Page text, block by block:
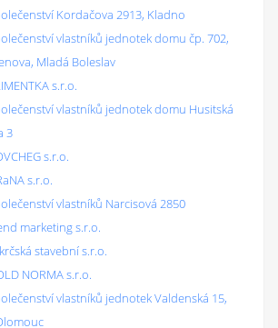
Kordačova 2913, Kladno
vlastníků jednotek domu čp. 702,
Mladá Boleslav
s.r.o.
vlastníků jednotek domu Husitská
3
s.r.o.
s.r.o.
vlastníků Narcisová 2850
marketing s.r.o.
stavební s.r.o.
NORMA s.r.o.
vlastníků jednotek Valdenská 15,